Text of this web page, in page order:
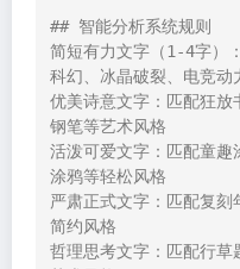
## 智能分析系统规则
简短有力文字（1-4字）
科幻、冰晶破裂、电竞动
优美诗意文字：匹配狂
钢笔等艺术风格
活泼可爱文字：匹配童趣
涂鸦等轻松风格
严肃正式文字：匹配复
简约风格
哲理思考文字：匹配行草